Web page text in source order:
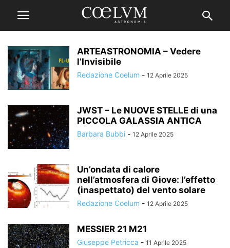
ARTEASTRONOMIA – Vedere
l’Invisibile
Redazione Coelum - 12 Aprile 2025
JWST – Le NUOVE STELLE di una
PICCOLA GALASSIA ANTICA
Barbara Bubbi - 12 Aprile 2025
Un’ondata di calore
nell’atmosfera di Giove: l’effetto
(inaspettato) del vento solare
Redazione Coelum - 12 Aprile 2025
MESSIER 21 M21
Giuseppe Petricca - 11 Aprile 2025